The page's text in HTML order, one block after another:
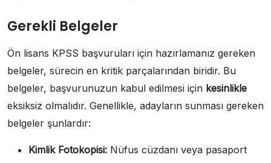
Gerekli Belgeler
Ön lisans KPSS başvuruları için hazırlamanız gereken
belgeler, sürecin en kritik parçalarından biridir. Bu
belgeler, başvurunuzun kabul edilmesi için kesinlikle
eksiksiz olmalıdır. Genellikle, adayların sunması gereken
belgeler şunlardır:
Kimlik Fotokopisi: Nüfus cüzdanı veya pasaport